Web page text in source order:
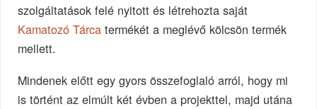
szolgáltatások felé nyitott és létrehozta saját
Kamatozó Tárca termékét a meglévő kölcsön termék
mellett.
Mindenek előtt egy gyors összefoglaló arról, hogy mi
is történt az elmúlt két évben a projekttel, majd utána